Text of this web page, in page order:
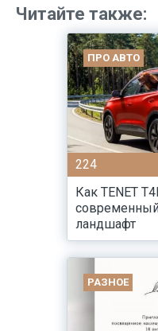
Читайте также:
ПРО АВТО
224
Как TENET
ландшафт
РАЗНОЕ